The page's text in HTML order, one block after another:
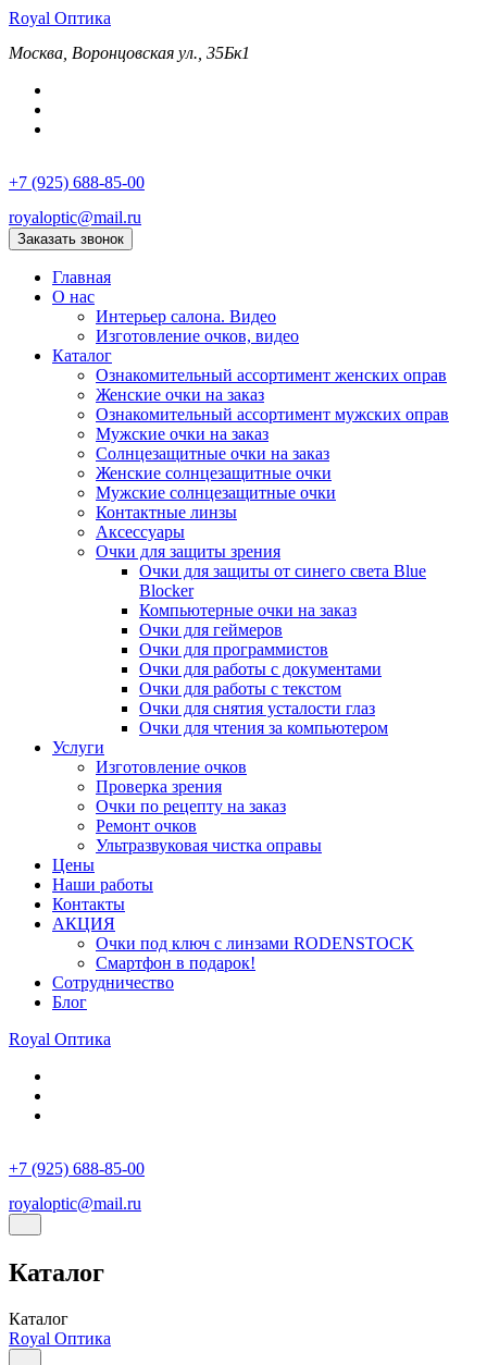
Royal Оптика
Москва, Воронцовская ул., 35Бк1
+7 (925) 688-85-00
royaloptic@mail.ru
Заказать звонок
Главная
О нас
Интерьер салона. Видео
Изготовление очков, видео
Каталог
Ознакомительный ассортимент женских оправ
Женские очки на заказ
Ознакомительный ассортимент мужских оправ
Мужские очки на заказ
Солнцезащитные очки на заказ
Женские солнцезащитные очки
Мужские солнцезащитные очки
Контактные линзы
Аксессуары
Очки для защиты зрения
Очки для защиты от синего света Blue
Blocker
Компьютерные очки на заказ
Очки для геймеров
Очки для программистов
Очки для работы с документами
Очки для работы с текстом
Очки для снятия усталости глаз
Очки для чтения за компьютером
Услуги
Изготовление очков
Проверка зрения
Очки по рецепту на заказ
Ремонт очков
Ультразвуковая чистка оправы
Цены
Наши работы
Контакты
АКЦИЯ
Очки под ключ с линзами RODENSTOCK
Смартфон в подарок!
Сотрудничество
Блог
Royal Оптика
+7 (925) 688-85-00
royaloptic@mail.ru
Каталог
Каталог
Royal Оптика